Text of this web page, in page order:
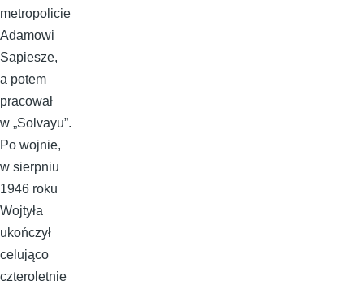
metropolicie
Adamowi
Sapiesze,
a potem
pracował
w „Solvayu”.
Po wojnie,
w sierpniu
1946 roku
Wojtyła
ukończył
celująco
czteroletnie